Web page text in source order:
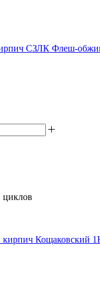
СЗЛК Флеш-
циклов